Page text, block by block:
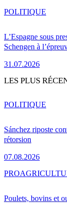
L’Espagne sous
Schengen à
31.07.2026
POLITIQUE
LES PLUS
Sánchez riposte
rétorsion
07.08.2026
POLITIQUE
Poulets, bovins et
PRO